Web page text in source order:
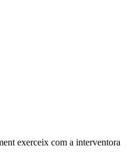
exerceix com a interventora